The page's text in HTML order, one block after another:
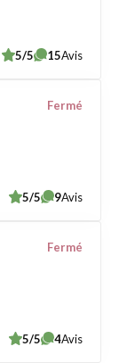
5/5 15Avis
Fermé
5/5 9Avis
Fermé
5/5 4Avis